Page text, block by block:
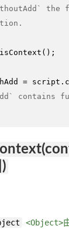
();
= script.
contains
<Object>